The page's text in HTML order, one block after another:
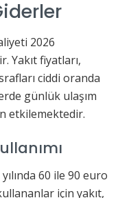
2026
Yakıt fiyatları,
ciddi oranda
günlük ulaşım
etkilemektedir.
60 ile 90 euro
için yakıt,